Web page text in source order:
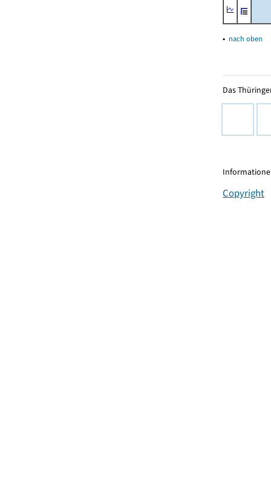
▴ nach oben
Das
Copyright